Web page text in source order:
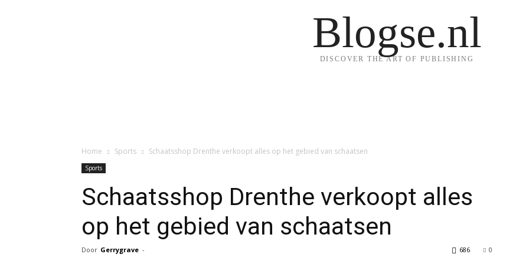
Blogse.nl
DISCOVER THE ART OF PUBLISHING
Home Sports Schaatsshop Drenthe verkoopt alles op het gebied van schaatsen
Sports
Schaatsshop Drenthe verkoopt alles
op het gebied van schaatsen
Door Gerrygrave - 0
686